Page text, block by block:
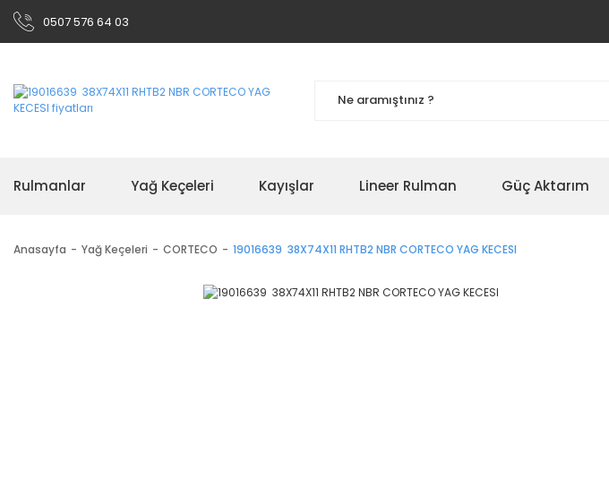
0507 576 64 03
Rulmanlar Yağ Keçeleri Kayışlar Lineer Rulman Güç Aktarım
Anasayfa Yağ Keçeleri CORTECO 19016639 38X74X11 RHTB2 NBR CORTECO YAG KECESI